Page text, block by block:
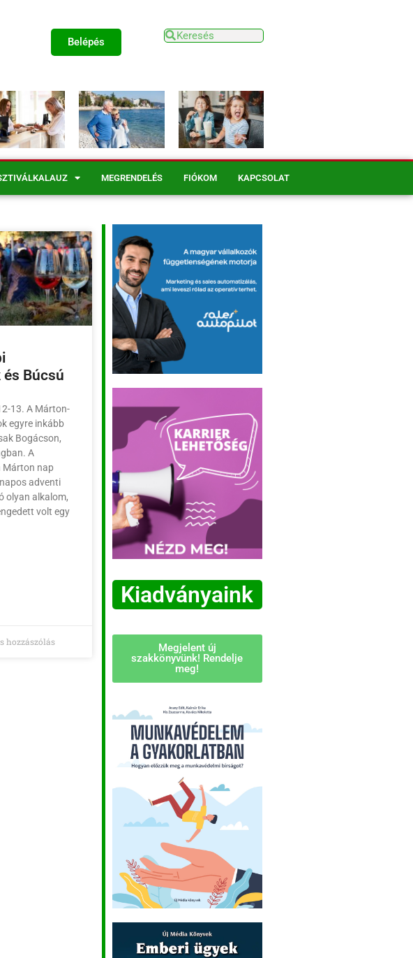
Belépés
MEGRENDELÉS FIÓKOM KAPCSOLAT
Búcsú
13. A Márton-
egyre inkább
Bogácson,
A
Márton nap
adventi
olyan alkalom,
volt egy
hozzászólás
Kiadványaink
Megjelent új
szakkönyvünk! Rendelje
meg!